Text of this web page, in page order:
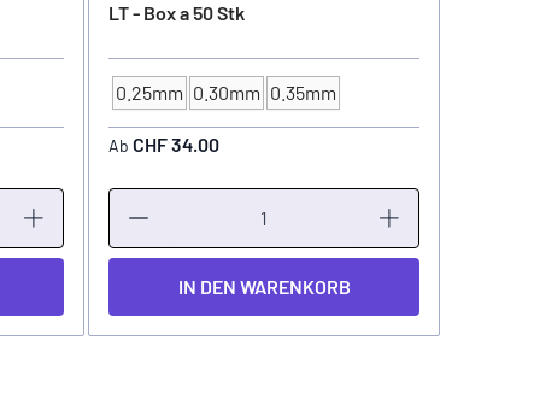
LT - Box a 50 Stk
NADELSTÄRKE
0.25mm 0.30mm 0.35mm
Ab CHF 34.00
IN DEN WARENKORB